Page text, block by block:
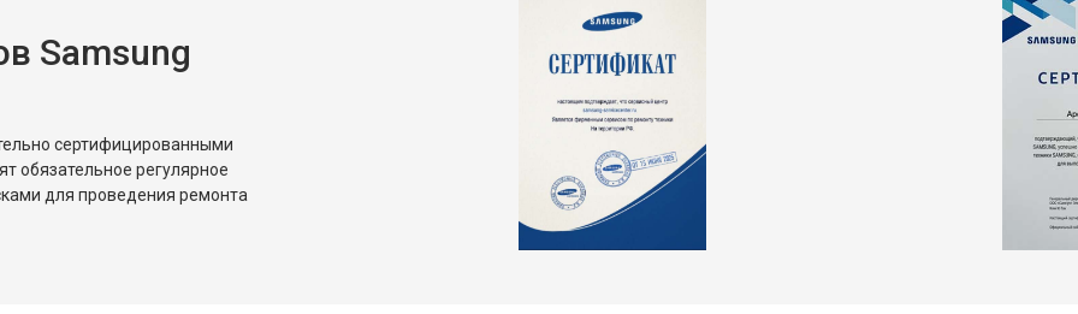
от 2550 ₽
от 1900 ₽
Samsung
сертифицированными
обязательное регулярное
для проведения ремонта